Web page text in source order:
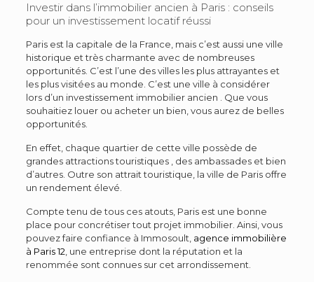
Investir dans l’immobilier ancien à Paris : conseils
pour un investissement locatif réussi
Paris est la capitale de la France, mais c’est aussi une ville
historique et très charmante avec de nombreuses
opportunités. C’est l’une des villes les plus attrayantes et
les plus visitées au monde. C’est une ville à considérer
lors d’un investissement immobilier ancien . Que vous
souhaitiez louer ou acheter un bien, vous aurez de belles
opportunités.
En effet, chaque quartier de cette ville possède de
grandes attractions touristiques , des ambassades et bien
d’autres. Outre son attrait touristique, la ville de Paris offre
un rendement élevé.
Compte tenu de tous ces atouts, Paris est une bonne
place pour concrétiser tout projet immobilier. Ainsi, vous
pouvez faire confiance à Immosoult, agence immobilière
à Paris 12 , une entreprise dont la réputation et la
renommée sont connues sur cet arrondissement.